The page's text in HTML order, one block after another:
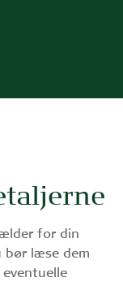
for din
bør læse dem